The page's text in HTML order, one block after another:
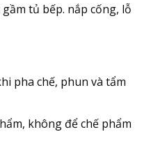
tủ bếp. nắp cống, lỗ
pha chế, phun và tẩm
không để chế phẩm